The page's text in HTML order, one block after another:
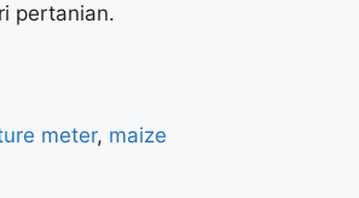
pertanian.
meter, maize